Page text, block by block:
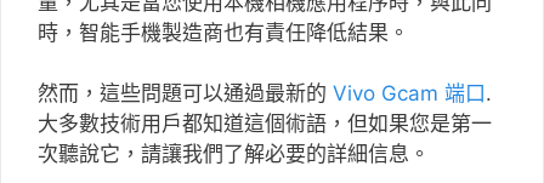
時，智能手機製造商也有責任降低結果。
然而，這些問題可以通過最新的 Vivo Gcam 端口 .
大多數技術用戶都知道這個術語，但如果您是第一
次聽說它，請讓我們了解必要的詳細信息。